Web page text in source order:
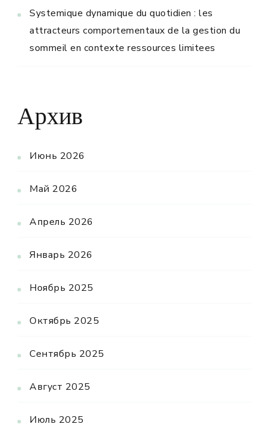
Systemique dynamique du quotidien : les
attracteurs comportementaux de la gestion du
sommeil en contexte ressources limitees
Архив
Июнь 2026
Май 2026
Апрель 2026
Январь 2026
Ноябрь 2025
Октябрь 2025
Сентябрь 2025
Август 2025
Июль 2025